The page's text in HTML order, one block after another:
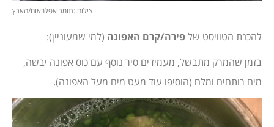
צילום :תומר אפלבאום/הארץ
להכנת הטוויסט שלפירה/קרם האפונה (למי שמעוניין):
בזמן שהמרק מתבשל, מעמידים סיר נוסף עם כוס אפונה יבשה,
מים רותחים ומלח (הוסיפו עוד מעט מים מעל האפונה).